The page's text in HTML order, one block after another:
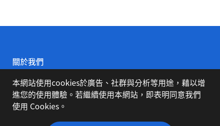
關於我們
公司簡介
代理品牌
本網站使用cookies於廣告、社群與分析等用途，藉以增
進您的使用體驗。若繼續使用本網站，即表明同意我們
使用 Cookies。